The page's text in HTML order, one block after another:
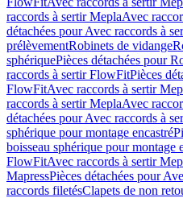
raccords à sertir MeplaAvec
détachées pour Avec raccords à
prélèvementRobinets de vidange
sphériquePièces détachées pour
raccords à sertir FlowFitPièces
FlowFitAvec raccords à sertir
raccords à sertir MeplaAvec
détachées pour Avec raccords à
sphérique pour montage encastré
boisseau sphérique pour montage
FlowFitAvec raccords à sertir
MapressPièces détachées pour
raccords filetésClapets de non